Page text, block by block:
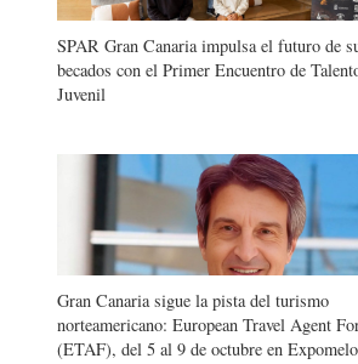
SPAR Gran Canaria impulsa el futuro de
becados con el Primer Encuentro de
Juvenil
Gran Canaria sigue la pista del turismo
norteamericano: European Travel Agent
(ETAF), del 5 al 9 de octubre en